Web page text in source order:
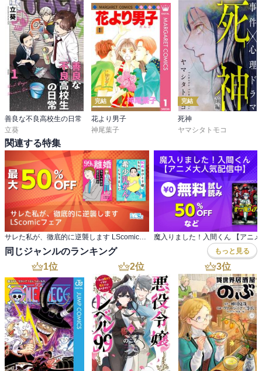
善良な不良高校生の日常
立葵
完結
花より男子
神尾葉子
完結
死神
ヤマシタトモコ
関連する特集
サレた私が、徹底的に逆襲します LScomicフェア
同じジャンルのランキング もっと見る
1位 2位 3位